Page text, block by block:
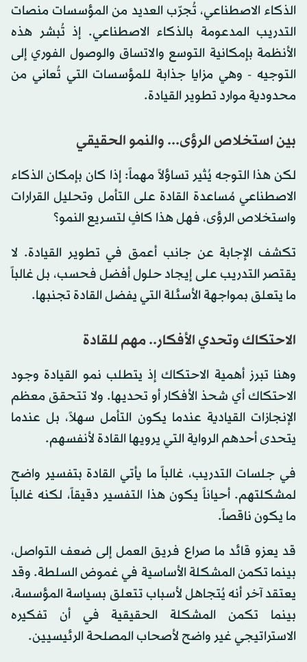
الذكاء الاصطناعي، تُجرّب العديد من المؤسسات منصات
التدريب المدعومة بالذكاء الاصطناعي. إذ تُبشر هذه
الأنظمة بإمكانية التوسع والاتساق والوصول الفوري إلى
التوجيه - وهي مزايا جذابة للمؤسسات التي تُعاني من
محدودية موارد تطوير القيادة.
بين استخلاص الرؤى... والنمو الحقيقي
لكن هذا التوجه يُثير تساؤلاً مهماً: إذا كان بإمكان الذكاء
الاصطناعي مُساعدة القادة على التأمل وتحليل القرارات
واستخلاص الرؤى، فهل هذا كافٍ لتسريع النمو؟
تكشف الإجابة عن جانب أعمق في تطوير القيادة. لا
يقتصر التدريب على إيجاد حلول أفضل فحسب، بل غالباً
ما يتعلق بمواجهة الأسئلة التي يفضل القادة تجنبها.
الاحتكاك وتحدي الأفكار.. مهم للقادة
وهنا تبرز أهمية الاحتكاك إذ يتطلب نمو القيادة وجود
الاحتكاك أي شحذ الأفكار أو تحديها. ولا تتحقق معظم
الإنجازات القيادية عندما يكون التأمل سهلاً، بل عندما
يتحدى أحدهم الرواية التي يرويها القادة لأنفسهم.
في جلسات التدريب، غالباً ما يأتي القادة بتفسير واضح
لمشكلتهم. أحياناً يكون هذا التفسير دقيقاً، لكنه غالباً
ما يكون ناقصاً.
قد يعزو قائد ما صراع فريق العمل إلى ضعف التواصل،
بينما تكمن المشكلة الأساسية في غموض السلطة. وقد
يعتقد آخر أنه يُتجاهل لأسباب تتعلق بسياسة المؤسسة،
بينما تكمن المشكلة الحقيقية في أن تفكيره
الاستراتيجي غير واضح لأصحاب المصلحة الرئيسيين.